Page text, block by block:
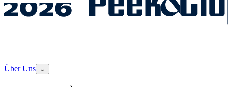
Über Uns ⌄